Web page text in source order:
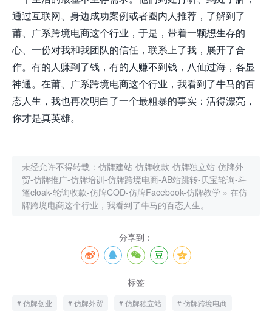
通过互联网、身边成功案例或者圈内人推荐，了解到了
莆、广系跨境电商这个行业，于是，带着一颗想生存的
心、一份对我和我团队的信任，联系上了我，展开了合
作。有的人赚到了钱，有的人赚不到钱，八仙过海，各显
神通。在莆、广系跨境电商这个行业，我看到了牛马的百
态人生，我也再次明白了一个最粗暴的事实：活得漂亮，
你才是真英雄。
未经允许不得转载： 仿牌建站-仿牌收款-仿牌独立站-仿牌外
贸-仿牌推广-仿牌培训-仿牌跨境电商-AB站跳转-贝宝轮询-斗
篷cloak-轮询收款-仿牌COD-仿牌Facebook-仿牌教学 » 在仿
牌跨境电商这个行业，我看到了牛马的百态人生。
分享到：
标签
仿牌创业 仿牌外贸 仿牌独立站 仿牌跨境电商